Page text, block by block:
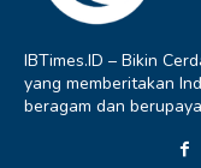
IBTimes.ID – Bikin
yang memberitakan
beragam dan